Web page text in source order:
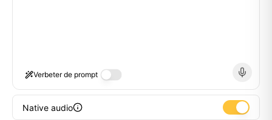
Verbeter de prompt
Native audio